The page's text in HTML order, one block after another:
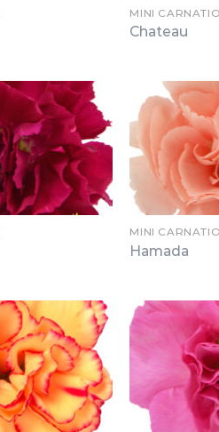
MINI
Chateau
MINI
Hamada